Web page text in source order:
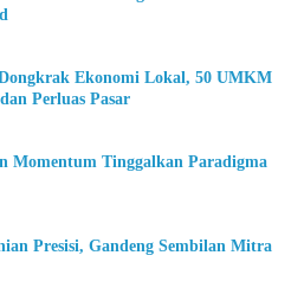
Ekonomi Lokal, 50 UMKM
Perluas Pasar
Momentum Tinggalkan Paradigma
Presisi, Gandeng Sembilan Mitra